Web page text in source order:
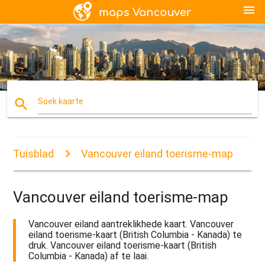
menu
search Soek kaarte
Tuisblad Vancouver eiland toerisme-map
Vancouver eiland toerisme-map
Vancouver eiland aantreklikhede kaart. Vancouver
eiland toerisme-kaart (British Columbia - Kanada) te
druk. Vancouver eiland toerisme-kaart (British
Columbia - Kanada) af te laai.